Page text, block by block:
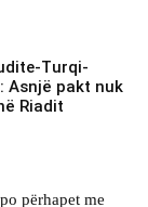
Turqi-
Asnjë pakt nuk
Riadit
përhapet me